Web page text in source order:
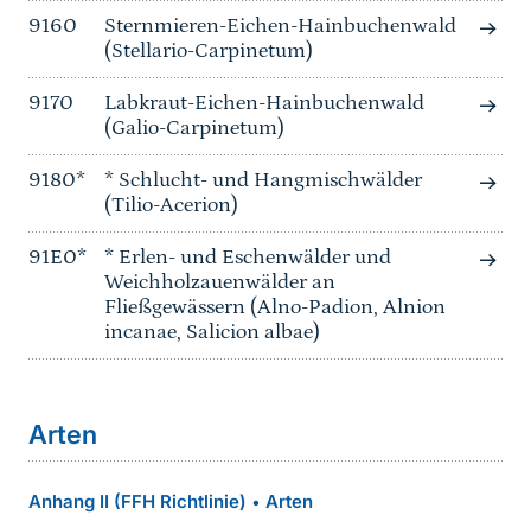
9160
Sternmieren-Eichen-Hainbuchenwald
(Stellario-Carpinetum)
9170
Labkraut-Eichen-Hainbuchenwald
(Galio-Carpinetum)
9180*
* Schlucht- und Hangmischwälder
(Tilio-Acerion)
91E0*
* Erlen- und Eschenwälder und
Weichholzauenwälder an
Fließgewässern (Alno-Padion, Alnion
incanae, Salicion albae)
Arten
Anhang II (FFH Richtlinie) • Arten